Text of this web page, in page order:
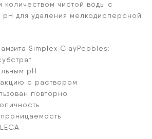
количеством чистой воды с
рН для удаления мелкодисперсной
Simplex ClayPebbles:
рН
с раствором
повторно